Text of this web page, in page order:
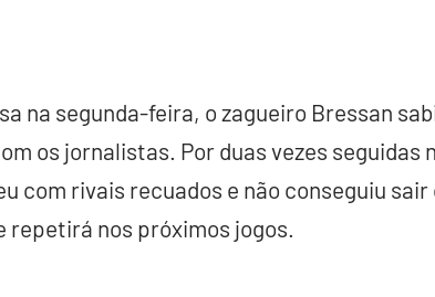
na segunda-feira, o zagueiro Bressan
os jornalistas. Por duas vezes seguidas
com rivais recuados e não conseguiu sair
repetirá nos próximos jogos.